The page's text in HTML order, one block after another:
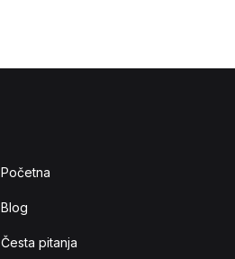
Početna
Blog
Česta pitanja